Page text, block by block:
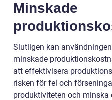
Minskade
Slutligen kan
minskade
att effektivisera
risken för fel och
produktiviteten och minska